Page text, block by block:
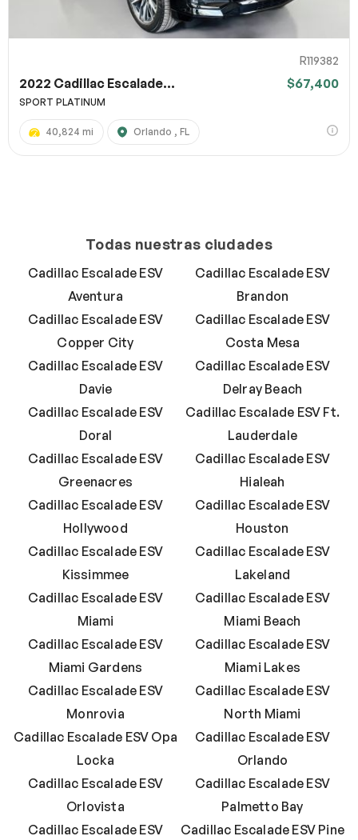
R119382
2022 Cadillac Escalade... $67,400
SPORT PLATINUM
40,824 mi Orlando , FL
Todas nuestras ciudades
Cadillac Escalade ESV
Aventura
Cadillac Escalade ESV
Brandon
Cadillac Escalade ESV
Copper City
Cadillac Escalade ESV
Costa Mesa
Cadillac Escalade ESV
Davie
Cadillac Escalade ESV
Delray Beach
Cadillac Escalade ESV
Doral
Cadillac Escalade ESV Ft.
Lauderdale
Cadillac Escalade ESV
Greenacres
Cadillac Escalade ESV
Hialeah
Cadillac Escalade ESV
Hollywood
Cadillac Escalade ESV
Houston
Cadillac Escalade ESV
Kissimmee
Cadillac Escalade ESV
Lakeland
Cadillac Escalade ESV
Miami
Cadillac Escalade ESV
Miami Beach
Cadillac Escalade ESV
Miami Gardens
Cadillac Escalade ESV
Miami Lakes
Cadillac Escalade ESV
Monrovia
Cadillac Escalade ESV
North Miami
Cadillac Escalade ESV Opa
Locka
Cadillac Escalade ESV
Orlando
Cadillac Escalade ESV
Orlovista
Cadillac Escalade ESV
Palmetto Bay
Cadillac Escalade ESV
Cadillac Escalade ESV Pine